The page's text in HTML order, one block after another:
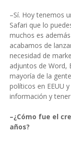
–Sí. Hoy tenemos
Safari que lo
muchos es
acabamos de
necesidad de
adjuntos de Word,
mayoría de la
políticos en EEUU
información y
–¿Cómo fue el
años?